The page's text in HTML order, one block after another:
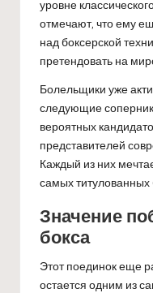
уровне
отмечают, что ему
над боксерской
претендовать на
Болельщики уже
следующие
вероятных
представителей
Каждый из них
самых
Значение
бокса
Этот поединок еще
остается одним из